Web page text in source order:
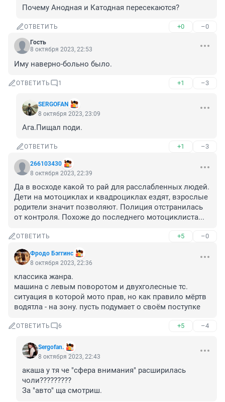
Почему Анодная и Катодная пересекаются?
ОТВЕТИТЬ +0 –0
Гость
8 октября 2023, 22:53
Иму наверно-больно было.
ОТВЕТИТЬ 1 +1 –3
SERGOFAN
8 октября 2023, 23:09
Ага.Пищал поди.
ОТВЕТИТЬ +1 –3
266103430
8 октября 2023, 22:39
Да в восходе какой то рай для расслабленных людей.
Дети на мотоциклах и квадроциклах ездят, взрослые
родители значит позволяют. Полиция отстранилась
от контроля. Похоже до последнего мотоциклиста...
ОТВЕТИТЬ +5 –0
Фродо Бэггинс
8 октября 2023, 22:36
классика жанра.
машина с левым поворотом и двухголесные тс.
ситуация в которой мото прав, но как правило мёртв
водятла - на зону. пусть подумает о своём поступке
ОТВЕТИТЬ 6 +5 –4
Sergofan.
8 октября 2023, 22:43
акаша у тя че "сфера внимания" расширилась
чоли?????????
За "авто" ща смотриш.